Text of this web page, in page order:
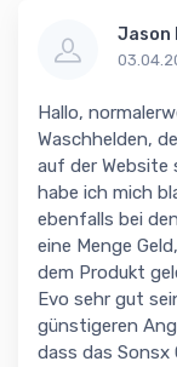
Jason
Hallo,
Waschhelden,
auf der Website
habe ich mich
ebenfalls bei
eine Menge
dem Produkt
Evo sehr gut
günstigeren
dass das Sonsx